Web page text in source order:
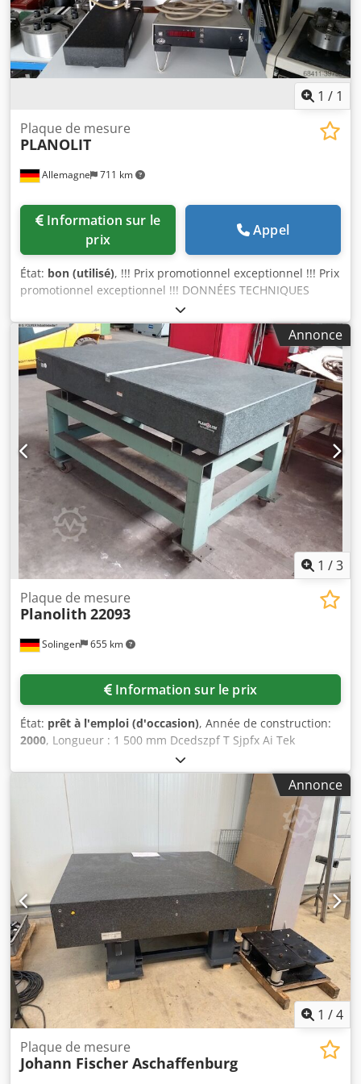
1 / 1
Allemagne 711 km
Plaque de mesure
PLANOLIT
prix
Appel
État: bon (utilisé), !!! Prix promotionnel exceptionnel !!! Prix
promotionnel exceptionnel !!! DONNÉES TECHNIQUES
Dimensions de la base : 260 x 140 mm Surface de la table
de mesure : 200 x 140 mm Précision de la surface de
mesure : 0,002 mm, hauteur de mesure : environ 200 mm
Djdpfx Aiod Hrk Tj Tjck Portée : environ 120 mm, diamètre
de la colonne : 35 mm Accessoires : Base en pierre
naturelle, base en pierre dure, classe de précision
DIN876/000 Palpeur de mesure : HELIUS Messtechnik,
affichage numérique (1 axe)
Annonce
1 /3
Solingen 655 km
Plaque de mesure
Planolith 22093
Information sur le prix
État: prêt à l'emploi (d'occasion), Année de construction:
2000, Longueur : 1 500 mm Dcedszpf T Sjpfx Ai Tek
Largeur : 1 000 mm Plaque de référence en granit Mitutoyo
/ Planolith, dimensions : 1 500 x 1 000 x 200 mm, conforme
à la norme DIN avec socle mobile
Annonce
1 /4
Plaque de mesure
Johann Fischer Aschaffenburg